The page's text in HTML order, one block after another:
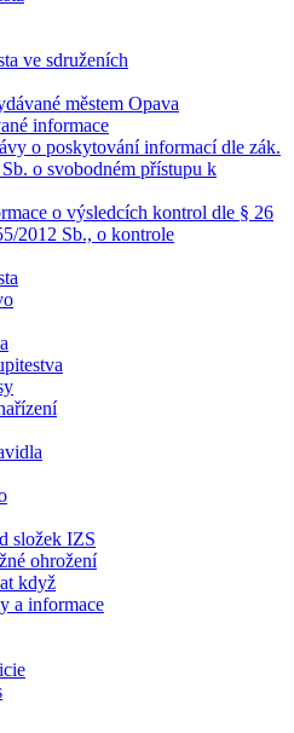
ve sdruženích
městem Opava
informace
o poskytování informací dle zák.
o svobodném přístupu k
o výsledcích kontrol dle § 26
2012 Sb., o kontrole
složek IZS
ohrožení
když
a informace